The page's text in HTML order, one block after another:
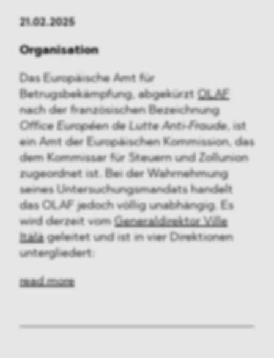
21.02.2025
Organisation
Das Europäische Amt für
Betrugsbekämpfung, abgekürzt OLAF
nach der französischen Bezeichnung
Office Européen de Lutte Anti-Fraude, ist
ein Amt der Europäischen Kommission, das
dem Kommissar für Steuern und Zollunion
zugeordnet ist. Bei der Wahrnehmung
seines Untersuchungsmandats handelt
das OLAF jedoch völlig unabhängig. Es
wird derzeit vom Generaldirektor Ville
Itälägeleitet und ist in vier Direktionen
untergliedert:
read more